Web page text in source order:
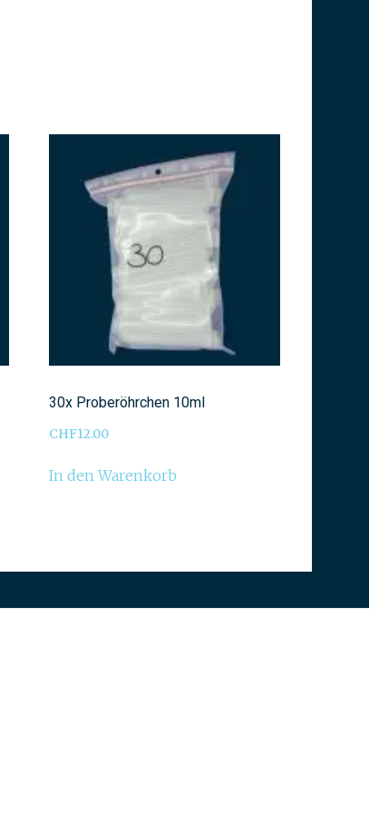
30x Proberöhrchen 10ml
CHF12.00
In den Warenkorb